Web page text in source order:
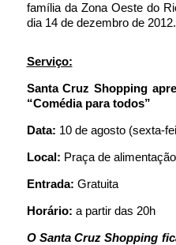
família da Zona Oeste do
dia 14 de dezembro de
Serviço:
Santa Cruz Shopping
“Comédia para todos”
Data: 10 de agosto (sexta-
Local: Praça de alimentação
Entrada: Gratuita
Horário: a partir das 20h
O Santa Cruz Shopping